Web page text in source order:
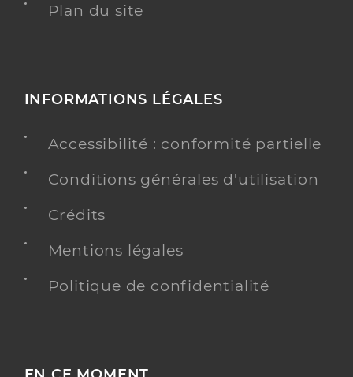
Plan du site
INFORMATIONS LÉGALES
Accessibilité : conformité partielle
Conditions générales d'utilisation
Crédits
Mentions légales
Politique de confidentialité